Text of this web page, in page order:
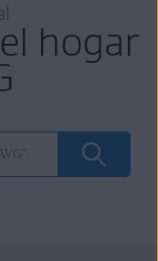
hogar